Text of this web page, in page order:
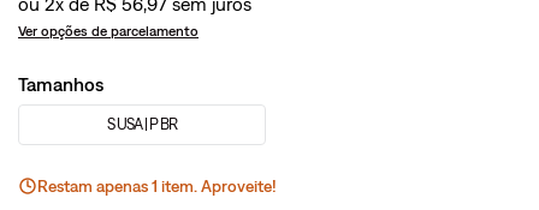
Ver opções de parcelamento
Tamanhos
S USA | P BR
Restam apenas1 item. Aproveite!